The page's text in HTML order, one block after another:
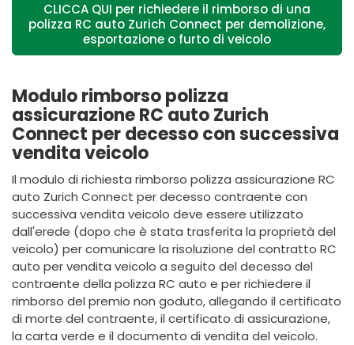
CLICCA QUI per richiedere il rimborso di una
polizza RC auto Zurich Connect per demolizione,
esportazione o furto di veicolo
Modulo rimborso polizza
assicurazione RC auto Zurich
Connect per decesso con successiva
vendita veicolo
Il modulo di richiesta rimborso polizza assicurazione RC
auto Zurich Connect per decesso contraente con
successiva vendita veicolo deve essere utilizzato
dall'erede (dopo che è stata trasferita la proprietà del
veicolo) per comunicare la risoluzione del contratto RC
auto per vendita veicolo a seguito del decesso del
contraente della polizza RC auto e per richiedere il
rimborso del premio non goduto, allegando il certificato
di morte del contraente, il certificato di assicurazione,
la carta verde e il documento di vendita del veicolo.